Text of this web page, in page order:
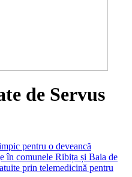
de Servus
pentru o deveancă
în comunele Ribița și Baia de
prin telemedicină pentru